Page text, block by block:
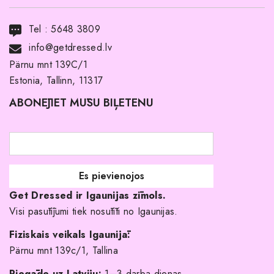
Noma ar pirkuma tiesībām
Par mums
Pirkuma noteikumi un nosacījumi
Atgriešanas politika
Līgavas družiņu kleitas
Veikali
Kāpēc izvēlēties mūs?
Tel :5648 3809
info@getdressed.lv
Pärnu mnt 139C/1
Estonia, Tallinn, 11317
ABONĒJIET MŪSU BIĻETENU
Get Dressed ir Igaunijas zīmols.
Visi pasūtījumi tiek nosūtīti no Igaunijas.
Fiziskais veikals Igaunijā:
Pärnu mnt 139c/1, Tallina